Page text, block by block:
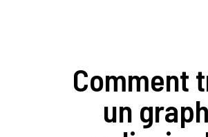
Comment
un